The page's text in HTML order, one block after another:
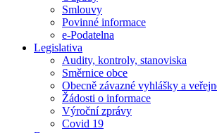
Smlouvy
Povinné informace
e-Podatelna
Legislativa
Audity, kontroly, stanoviska
Směrnice obce
Obecně závazné vyhlášky a
Žádosti o informace
Výroční zprávy
Covid 19